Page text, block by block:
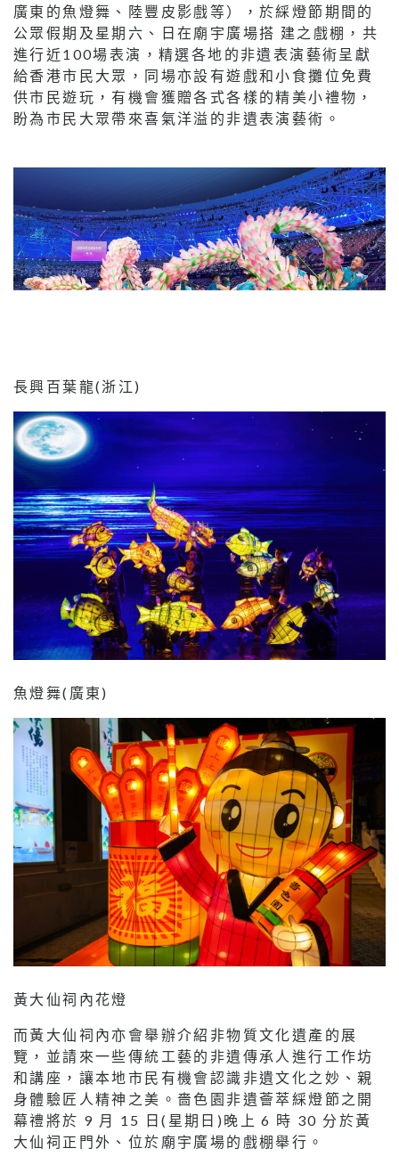
廣東的魚燈舞、陸豐皮影戲等），於綵燈節期間的
公眾假期及星期六、日在廟宇廣場搭 建之戲棚，共
進行近100場表演，精選各地的非遺表演藝術呈獻
給香港市民大眾，同場亦設有遊戲和小食攤位免費
供市民遊玩，有機會獲贈各式各樣的精美小禮物，
盼為市民大眾帶來喜氣洋溢的非遺表演藝術。
長興百葉龍(浙江)
魚燈舞(廣東)
黃大仙祠內花燈
而黃大仙祠內亦會舉辦介紹非物質文化遺產的展
覽，並請來一些傳統工藝的非遺傳承人進行工作坊
和講座，讓本地市民有機會認識非遺文化之妙、親
身體驗匠人精神之美。嗇色園非遺薈萃綵燈節之開
幕禮將於 9 月 15 日(星期日)晚上 6 時 30 分於黃
大仙祠正門外、位於廟宇廣場的戲棚舉行。